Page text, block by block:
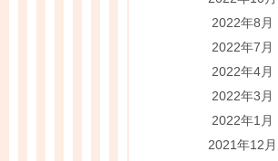
2022年8月
2022年7月
2022年4月
2022年3月
2022年1月
2021年12月